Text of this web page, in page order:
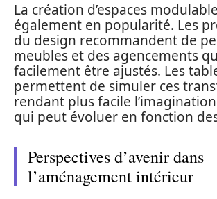
La création d’espaces
également en popularité. Les
du design recommandent de
meubles et des agencements
facilement être ajustés. Les
permettent de simuler ces
rendant plus facile l’imagination
qui peut évoluer en fonction
Perspectives d’avenir dans
l’aménagement intérieur